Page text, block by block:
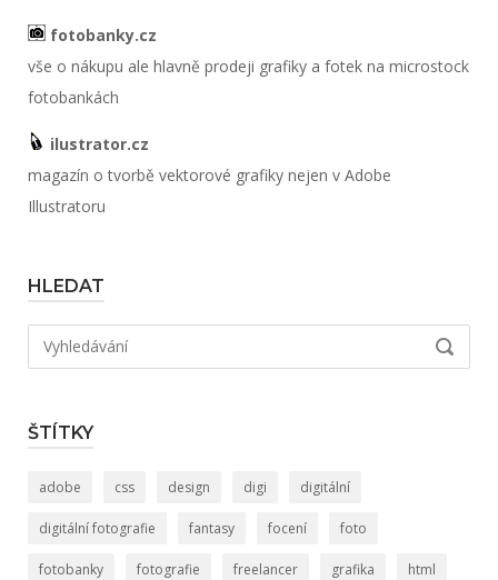
fotobanky.cz
vše o nákupu ale hlavně prodeji grafiky a fotek na microstock
fotobankách
ilustrator.cz
magazín o tvorbě vektorové grafiky nejen v Adobe
Illustratoru
HLEDAT
Hledat:
ŠTÍTKY
adobe css design digi digitální
digitální fotografie fantasy focení foto
fotobanky fotografie freelancer grafika html